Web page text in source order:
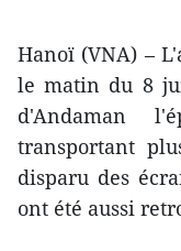
Hanoï (VNA) –
le matin du 8
d'Andaman
transportant
disparu des
ont été aussi